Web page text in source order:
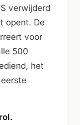
verwijderd
opent. De
voor
500
het